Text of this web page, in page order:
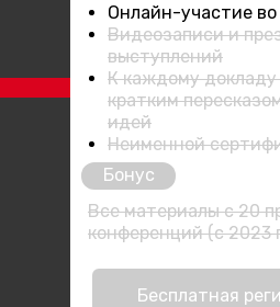
Бесплатная
Все материалы с 20
конференций (с 2023
Бонус
Онлайн-участие во
Видеозаписи и
выступлений
К каждому докладу
кратким
идей
Неименной